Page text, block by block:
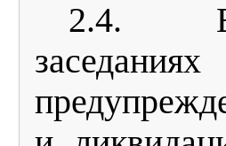
2.4.